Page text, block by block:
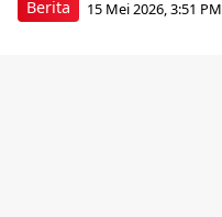
Berita 15 Mei 2026, 3:51 PM